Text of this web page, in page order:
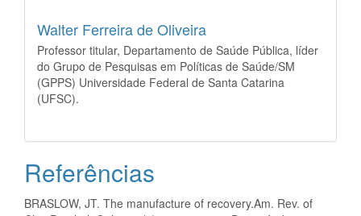
Walter Ferreira de Oliveira
Professor titular, Departamento de Saúde Pública, líder
do Grupo de Pesquisas em Políticas de Saúde/SM
(GPPS) Universidade Federal de Santa Catarina
(UFSC).
Referências
BRASLOW, JT. The manufacture of recovery.Am. Rev. of